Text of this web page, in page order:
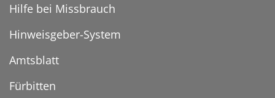
Hilfe bei Missbrauch
Hinweisgeber-System
Amtsblatt
Fürbitten